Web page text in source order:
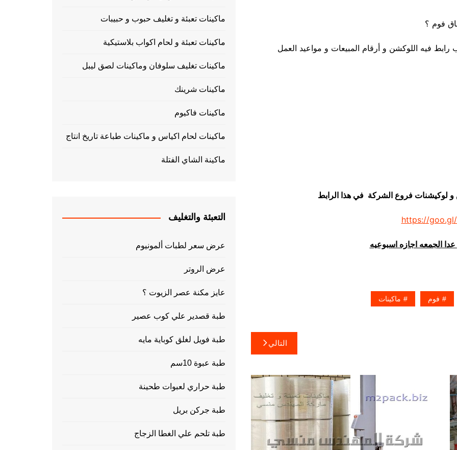
فوم ؟
فيه اللوكشن و أرقام المبيعات و مواعيد العمل
و لوكيشنات فروع الشركة في هذا الرابط
https://
الجمعه اجازه اسبوعيه
فوم ماكينات
التالي
ماكينات تعبئة و تغليف حبوب و حبيبات
ماكينات تعبئة و لحام اكواب بلاستيكية
ماكينات تغليف سلوفان وماكينات لصق ليبل
ماكينات شرينك
ماكينات فاكيوم
ماكينات لحام اكياس و ماكينات طباعة تاريخ انتاج
ماكينة الشاي الفتلة
التعبئة والتغليف
عرض سعر لطبات ألمونيوم
عرض الروتر
عايز مكنة عصر الزيوت ؟
طبة قصدير علي كوب عصير
طبة فويل لغلق كوباية مايه
طبة عبوة 10سم
طبة حراري لعبوات طحينة
طبة جركن بريل
طبة تلحم علي الغطا الزجاج